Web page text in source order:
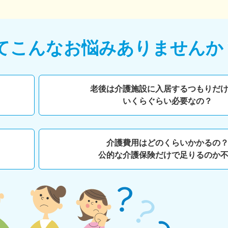
こんなお悩みありませんか
老後は介護施設に入居するつもりだけ
いくらぐらい必要なの？
介護費用はどのくらいかかるの？
公的な介護保険だけで足りるのか